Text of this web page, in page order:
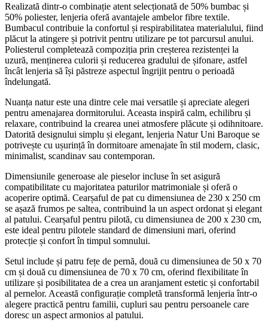
Realizată dintr-o combinație atent selecționată de 50% bumbac și
50% poliester, lenjeria oferă avantajele ambelor fibre textile.
Bumbacul contribuie la confortul și respirabilitatea materialului, fiind
plăcut la atingere și potrivit pentru utilizare pe tot parcursul anului.
Poliesterul completează compoziția prin creșterea rezistenței la
uzură, menținerea culorii și reducerea gradului de șifonare, astfel
încât lenjeria să își păstreze aspectul îngrijit pentru o perioadă
îndelungată.
Nuanța natur este una dintre cele mai versatile și apreciate alegeri
pentru amenajarea dormitorului. Aceasta inspiră calm, echilibru și
relaxare, contribuind la crearea unei atmosfere plăcute și odihnitoare.
Datorită designului simplu și elegant, lenjeria Natur Uni Baroque se
potrivește cu ușurință în dormitoare amenajate în stil modern, clasic,
minimalist, scandinav sau contemporan.
Dimensiunile generoase ale pieselor incluse în set asigură
compatibilitate cu majoritatea paturilor matrimoniale și oferă o
acoperire optimă. Cearșaful de pat cu dimensiunea de 230 x 250 cm
se așază frumos pe saltea, contribuind la un aspect ordonat și elegant
al patului. Cearșaful pentru pilotă, cu dimensiunea de 200 x 230 cm,
este ideal pentru pilotele standard de dimensiuni mari, oferind
protecție și confort în timpul somnului.
Setul include și patru fețe de pernă, două cu dimensiunea de 50 x 70
cm și două cu dimensiunea de 70 x 70 cm, oferind flexibilitate în
utilizare și posibilitatea de a crea un aranjament estetic și confortabil
al pernelor. Această configurație completă transformă lenjeria într-o
alegere practică pentru familii, cupluri sau pentru persoanele care
doresc un aspect armonios al patului.